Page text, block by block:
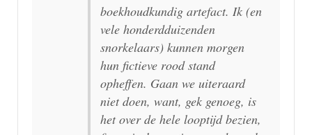
boekhoudkundig artefact. Ik (en
vele honderdduizenden
snorkelaars) kunnen morgen
hun fictieve rood stand
opheffen. Gaan we uiteraard
niet doen, want, gek genoeg, is
het over de hele looptijd bezien,